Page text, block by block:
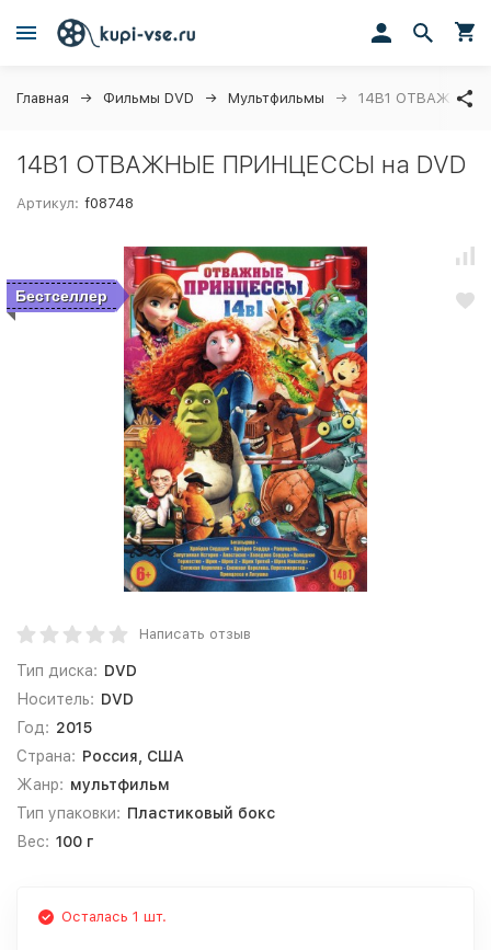
Главная Фильмы DVD Мультфильмы 14В1 ОТВАЖНЫЕ
14В1 ОТВАЖНЫЕ ПРИНЦЕССЫ на DVD
Артикул: f08748
Бестселлер
Написать отзыв
Тип диска: DVD
Носитель: DVD
Год: 2015
Страна: Россия, США
Жанр: мультфильм
Тип упаковки: Пластиковый бокс
Вес: 100 г
Осталась 1 шт.